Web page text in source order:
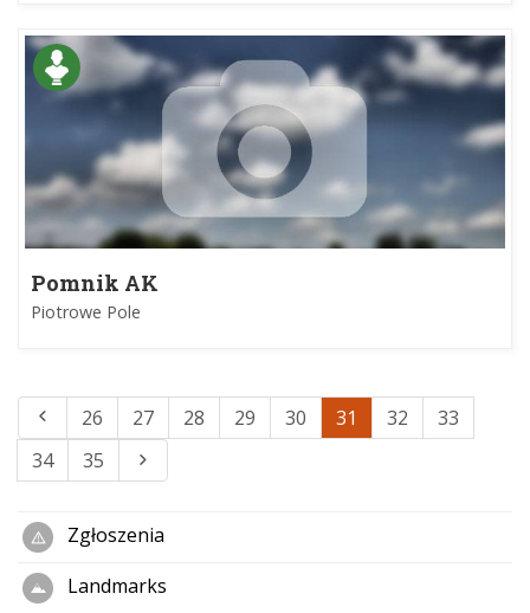
Pomnik AK
Piotrowe Pole
26 27 28 29 30 31 32
33
34
35
Zgłoszenia
Landmarks